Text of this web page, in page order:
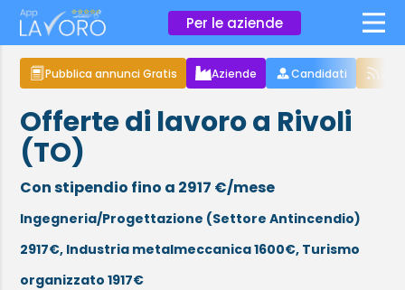
Per le aziende ×
Pubblica annunci Gratis Aziende Candidati
Offerte di lavoro a Rivoli
(TO)
Con stipendio fino a 2917 €/mese
Ingegneria/Progettazione (Settore Antincendio)
2917€, Industria metalmeccanica 1600€, Turismo
organizzato 1917€